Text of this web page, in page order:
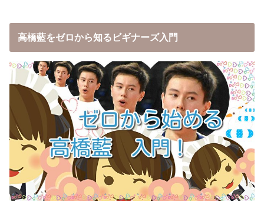
高橋藍をゼロから知るビギナーズ入門